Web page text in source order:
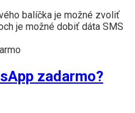
balíčka je možné zvoliť
je možné dobiť dáta SMS
zadarmo?